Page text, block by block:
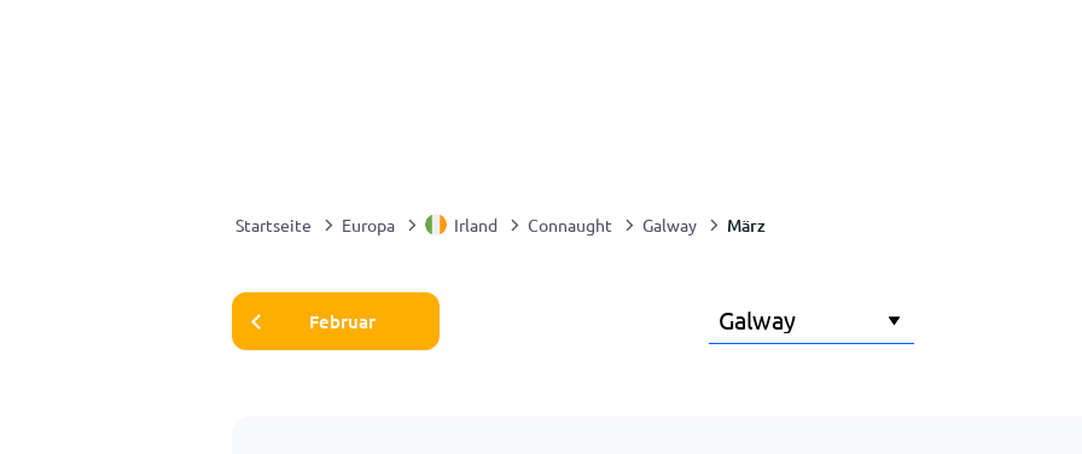
Startseite Europa Irland Connaught Galway März
Februar